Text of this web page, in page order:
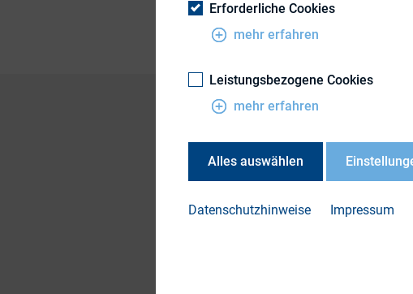
ISS hat zum ersten Mal
Hiergeht es zu einer
Erforderliche Cookies
mehr erfahren
Leistungsbezogene Cookies
mehr erfahren
Alles auswählen
Datenschutzhinweise Impressum